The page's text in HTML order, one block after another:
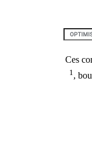
Ces
1 ,